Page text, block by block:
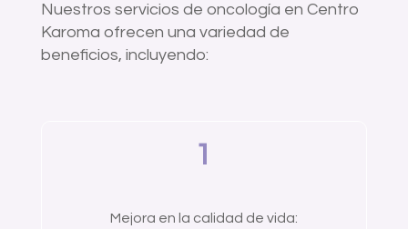
Nuestros servicios de oncología en Centro
Karoma ofrecen una variedad de
beneficios, incluyendo:
1
Mejora en la calidad de vida: